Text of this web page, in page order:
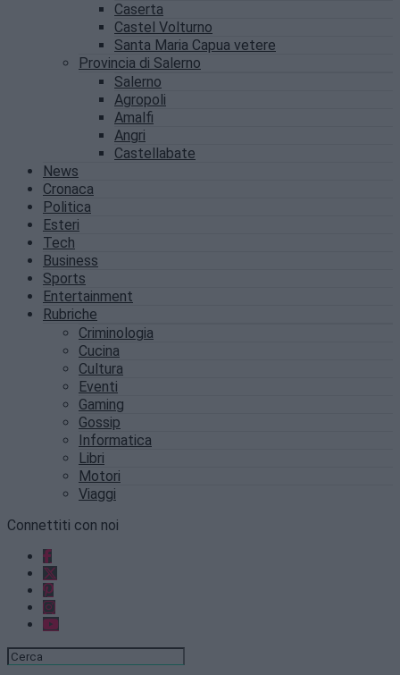
Caserta
Castel Volturno
Santa Maria Capua vetere
Provincia di Salerno
Salerno
Agropoli
Amalfi
Angri
Castellabate
News
Cronaca
Politica
Esteri
Tech
Business
Sports
Entertainment
Rubriche
Criminologia
Cucina
Cultura
Eventi
Gaming
Gossip
Informatica
Libri
Motori
Viaggi
Connettiti con noi